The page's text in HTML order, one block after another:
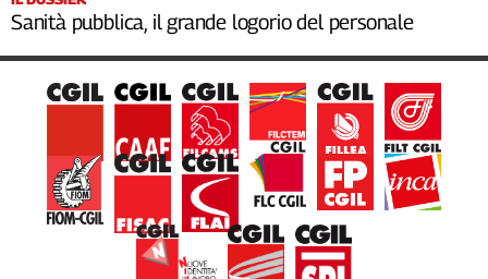
Sanità pubblica, il grande logorio del personale